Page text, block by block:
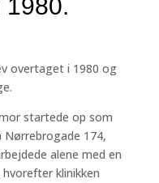
overtaget i 1980 og
startede op som
174,
alene med en
klinikken